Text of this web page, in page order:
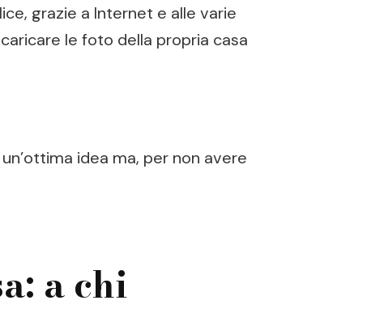
grazie a Internet e alle varie
le foto della propria casa
idea ma, per non avere
a chi